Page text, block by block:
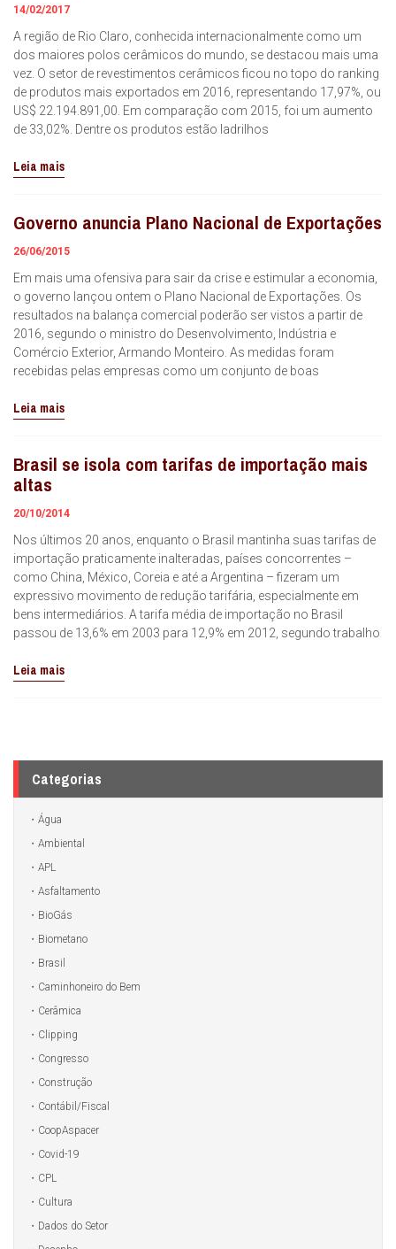
14/02/2017
A região de Rio Claro, conhecida internacionalmente como um
dos maiores polos cerâmicos do mundo, se destacou mais uma
vez. O setor de revestimentos cerâmicos ficou no topo do ranking
de produtos mais exportados em 2016, representando 17,97%, ou
US$ 22.194.891,00. Em comparação com 2015, foi um aumento
de 33,02%. Dentre os produtos estão ladrilhos
Leia mais
Governo anuncia Plano Nacional de Exportações
26/06/2015
Em mais uma ofensiva para sair da crise e estimular a economia,
o governo lançou ontem o Plano Nacional de Exportações. Os
resultados na balança comercial poderão ser vistos a partir de
2016, segundo o ministro do Desenvolvimento, Indústria e
Comércio Exterior, Armando Monteiro. As medidas foram
recebidas pelas empresas como um conjunto de boas
Leia mais
Brasil se isola com tarifas de importação mais
altas
20/10/2014
Nos últimos 20 anos, enquanto o Brasil mantinha suas tarifas de
importação praticamente inalteradas, países concorrentes –
como China, México, Coreia e até a Argentina – fizeram um
expressivo movimento de redução tarifária, especialmente em
bens intermediários. A tarifa média de importação no Brasil
passou de 13,6% em 2003 para 12,9% em 2012, segundo trabalho
Leia mais
Categorias
Água
Ambiental
APL
Asfaltamento
BioGás
Biometano
Brasil
Caminhoneiro do Bem
Cerâmica
Clipping
Congresso
Construção
Contábil/Fiscal
CoopAspacer
Covid-19
CPL
Cultura
Dados do Setor